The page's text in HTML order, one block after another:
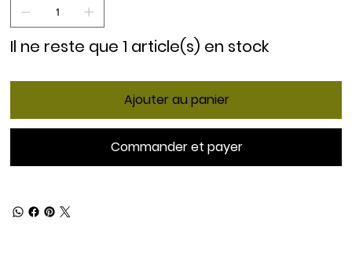
Il ne reste que 1 article(s) en stock
Ajouter au panier
Commander et payer